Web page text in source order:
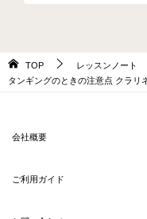
TOP レッスンノート
タンギングのときの注意点 クラリ
会社概要
ご利用ガイド